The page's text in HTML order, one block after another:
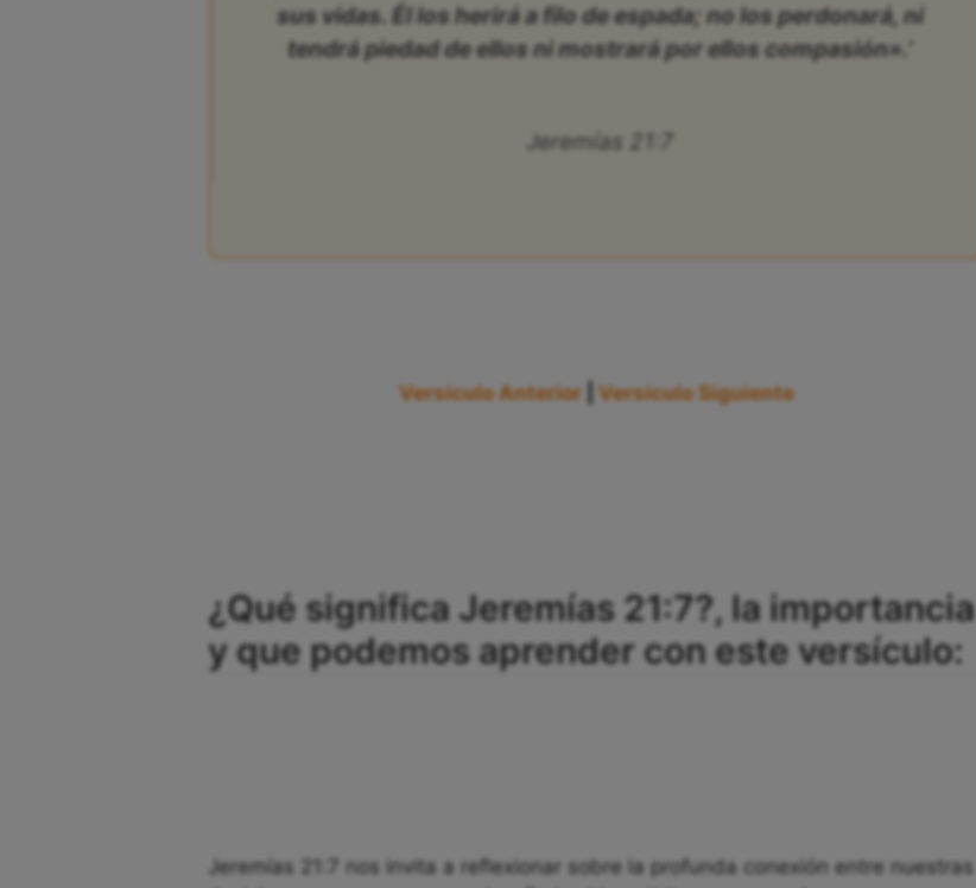
sus vidas. Él los herirá a filo de espada; no los perdonará, ni
tendrá piedad de ellos ni mostrará por ellos compasión».’
Jeremías 21:7
Versículo Anterior |Versículo Siguiente
¿Qué significa Jeremías 21:7?, la importancia
y que podemos aprender con este versículo:
Jeremías 21:7 nos invita a reflexionar sobre la profunda conexión entre nuestras